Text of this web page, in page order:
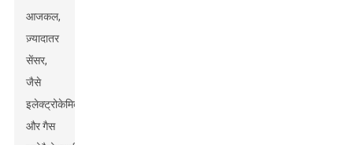
आजकल,
ज़्यादातर
सेंसर,
जैसे
इलेक्ट्रोकेमिकल
और गैस